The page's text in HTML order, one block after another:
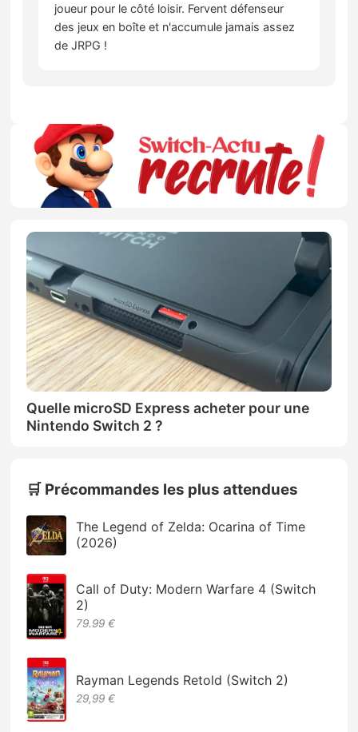
joueur pour le côté loisir. Fervent défenseur
des jeux en boîte et n'accumule jamais assez
de JRPG !
Quelle microSD Express acheter pour une
Nintendo Switch 2 ?
🛒 Précommandes les plus attendues
The Legend of Zelda: Ocarina of Time
(2026)
Call of Duty: Modern Warfare 4 (Switch
2)
79.99 €
Rayman Legends Retold (Switch 2)
29,99 €